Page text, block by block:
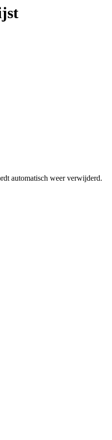
automatisch weer verwijderd.